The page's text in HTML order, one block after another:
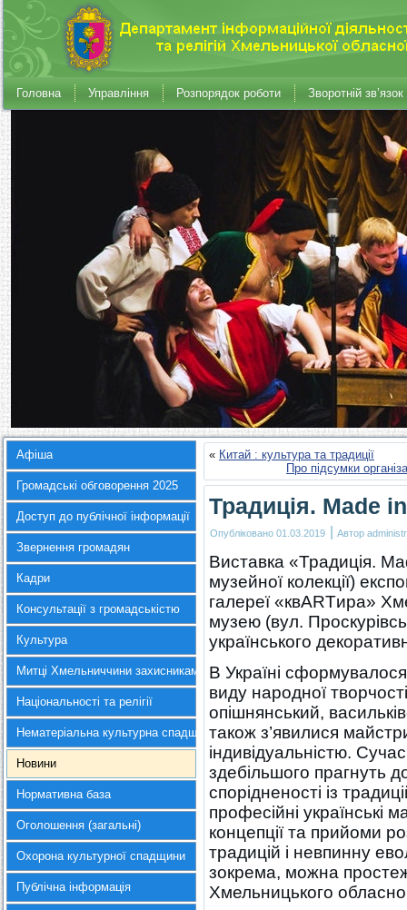
Головна Управління Розпорядок роботи Зворотній зв’язок
Афіша
Громадські обговорення 2025
Доступ до публічної інформації
Звернення громадян
Кадри
Консультації з громадськістю
Культура
Митці Хмельниччини захисникам України
Національності та релігії
Нематеріальна культурна спадщина
Новини
Нормативна база
Оголошення (загальні)
Охорона культурної спадщини
Публічна інформація
« Китай : культура та традиції
Про підсумки
Традиція. Made
Опубліковано 01.03.2019 | Автор
Виставка «Традиція.
музейної колекції)
галереї «квARTира»
музею (вул.
українського
В Україні
виду народної
опішнянський,
також з’явилися
індивідуальністю.
здебільшого прагнуть
спорідненості із
професійні українські
концепції та прийоми
традицій і невпинну
зокрема, можна
Хмельницького